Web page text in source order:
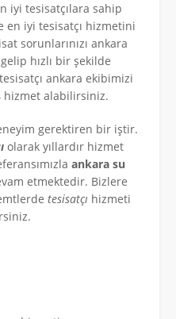
iyi tesisatçılara sahip
en iyi tesisatçı hizmetini
sorunlarınızı ankara
hızlı bir şekilde
ankara ekibimizi
hizmet alabilirsiniz.
gerektiren bir iştir.
olarak yıllardır hizmet
ankara su
etmektedir. Bizlere
tesisatçı hizmeti